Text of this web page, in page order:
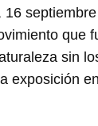
que
sin
exposición